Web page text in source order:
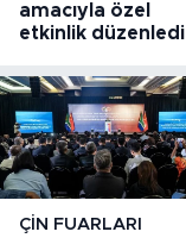
amacıyla özel
etkinlik düzenledi
ÇIN FUARLARI